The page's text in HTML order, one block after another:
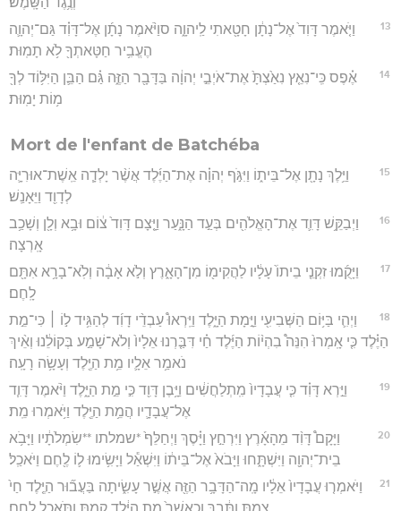
13
וַיֹּ֤אמֶר דָּוִד֙ אֶל־נָתָ֔ן חָטָ֖אתִי לַֽיהוָ֑ה סוַיֹּ֨אמֶר נָתָ֜ן אֶל־דָּוִ֗ד גַּם־יְהוָ֛ה
הֶעֱבִ֥יר חַטָּאתְךָ֖ לֹ֥א תָמֽוּת׃
14
אֶ֗פֶס כִּֽי־נִאֵ֤ץ נִאַ֙צְתָּ֙ אֶת־אֹיְבֵ֣י יְהוָ֔ה בַּדָּבָ֖ר הַזֶּ֑ה גַּ֗ם הַבֵּ֛ן הַיִּלּ֥וֹד לְךָ֖
מ֥וֹת יָמֽוּת׃
Mort de l'enfant de Batchéba
15
וַיֵּ֥לֶךְ נָתָ֖ן אֶל־בֵּית֑וֹ וַיִּגֹּ֣ף יְהוָ֗ה אֶת־הַיֶּ֜לֶד אֲשֶׁ֨ר יָלְדָ֧ה אֵֽשֶׁת־אוּרִיָּ֛ה
לְדָוִ֖ד וַיֵּאָנַֽשׁ׃
16
וַיְבַקֵּ֥שׁ דָּוִ֛ד אֶת־הָאֱלֹהִ֖ים בְּעַ֣ד הַנָּ֑עַר וַיָּ֤צָם דָּוִד֙ צ֔וֹם וּבָ֥א וְלָ֖ן וְשָׁכַ֥ב
אָֽרְצָה׃
17
וַיָּקֻ֜מוּ זִקְנֵ֤י בֵיתוֹ֙ עָלָ֔יו לַהֲקִימ֖וֹ מִן־הָאָ֑רֶץ וְלֹ֣א אָבָ֔ה וְלֹֽא־בָרָ֥א אִתָּ֖ם
לָֽחֶם׃
18
וַיְהִ֛י בַּיּ֥וֹם הַשְּׁבִיעִ֖י וַיָּ֣מָת הַיָּ֑לֶד וַיִּֽרְאוּ֩ עַבְדֵ֨י דָוִ֜ד לְהַגִּ֥יד ל֣וֹ ׀ כִּי־מֵ֣ת
הַיֶּ֗לֶד כִּ֤י אָֽמְרוּ֙ הִנֵּה֩ בִהְי֨וֹת הַיֶּ֜לֶד חַ֗י דִּבַּ֤רְנוּ אֵלָיו֙ וְלֹא־שָׁמַ֣ע בְּקוֹלֵ֔נוּ וְאֵ֨יךְ
נֹאמַ֥ר אֵלָ֛יו מֵ֥ת הַיֶּ֖לֶד וְעָשָׂ֥ה רָעָֽה׃
19
וַיַּ֣רְא דָּוִ֗ד כִּ֤י עֲבָדָיו֙ מִֽתְלַחֲשִׁ֔ים וַיָּ֥בֶן דָּוִ֖ד כִּ֣י מֵ֣ת הַיָּ֑לֶד וַיֹּ֨אמֶר דָּוִ֧ד
אֶל־עֲבָדָ֛יו הֲמֵ֥ת הַיֶּ֖לֶד וַיֹּ֥אמְרוּ מֵֽת׃
20
וַיָּקָם֩ דָּוִ֨ד מֵהָאָ֜רֶץ וַיִּרְחַ֣ץ וַיָּ֗סֶךְ וַיְחַלֵּף֙ *שמלתו **שִׂמְלֹתָ֔יו וַיָּבֹ֥א
בֵית־יְהוָ֖ה וַיִּשְׁתָּ֑חוּ וַיָּבֹא֙ אֶל־בֵּית֔וֹ וַיִּשְׁאַ֕ל וַיָּשִׂ֥ימוּ ל֛וֹ לֶ֖חֶם וַיֹּאכַֽל׃
21
וַיֹּאמְר֤וּ עֲבָדָיו֙ אֵלָ֔יו מָֽה־הַדָּבָ֥ר הַזֶּ֖ה אֲשֶׁ֣ר עָשִׂ֑יתָה בַּעֲב֞וּר הַיֶּ֤לֶד חַי֙
צַ֣מְתָּ וַתֵּ֔בְךְּ וְכַֽאֲשֶׁר֙ מֵ֣ת הַיֶּ֔לֶד קַ֖מְתָּ וַתֹּ֥אכַל לָֽחֶם׃